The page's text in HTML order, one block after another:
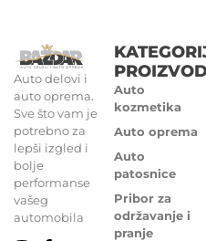
Auto delovi i
auto oprema.
Sve što vam je
potrebno za
lepši izgled i
bolje
performanse
vašeg
automobila
Auto
kozmetika
Auto oprema
Auto
patosnice
Pribor za
održavanje i
pranje